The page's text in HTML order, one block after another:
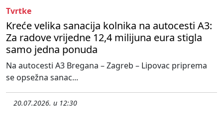
Tvrtke
Kreće velika sanacija kolnika na autocesti A3:
Za radove vrijedne 12,4 milijuna eura stigla
samo jedna ponuda
Na autocesti A3 Bregana – Zagreb – Lipovac priprema
se opsežna sanac...
20.07.2026. u 12:30